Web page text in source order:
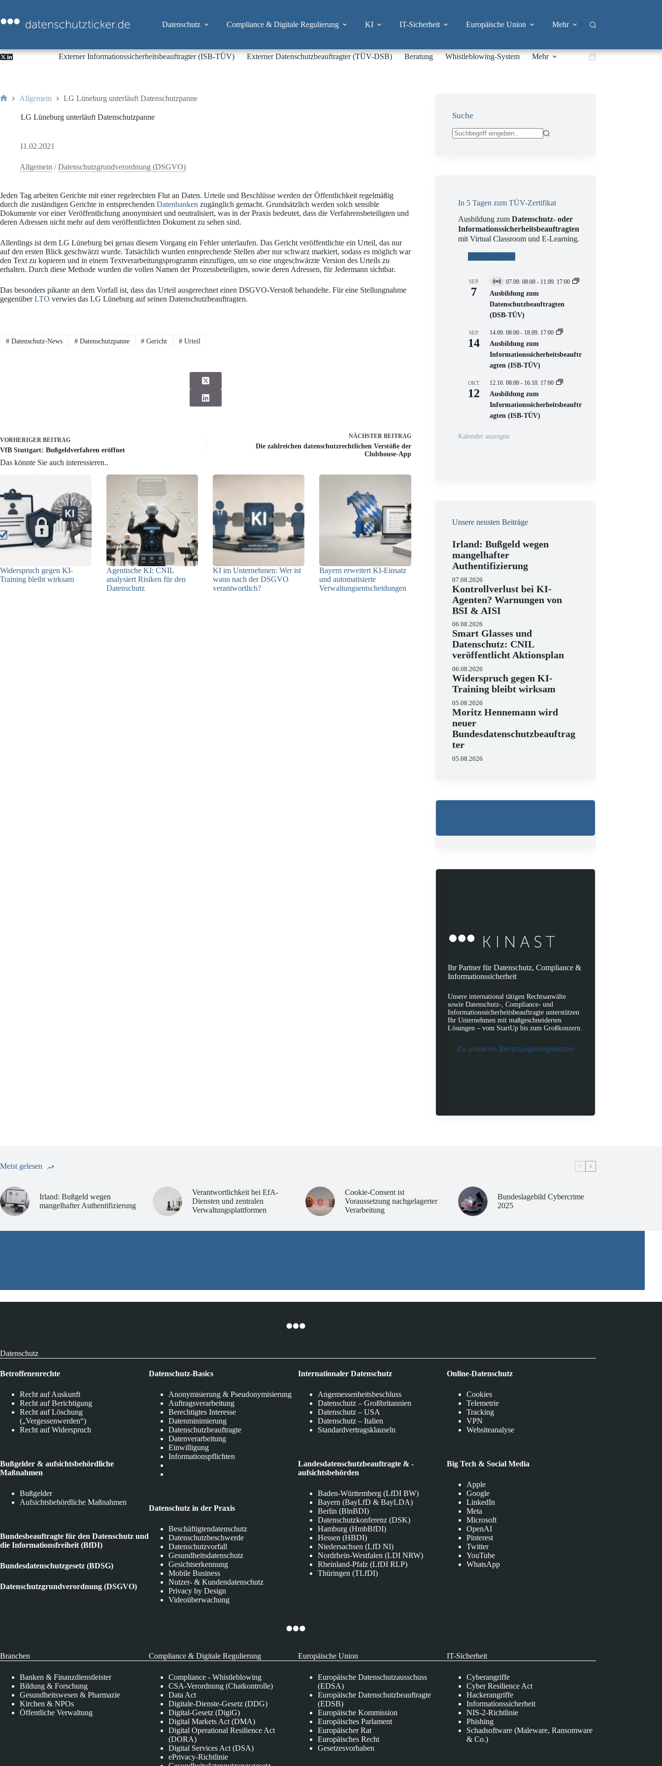
springen
Datenschutz Compliance & Digitale Regulierung KI IT-Sicherheit Europäische Union Mehr
Externer Informationssicherheitsbeauftragter (ISB-TÜV) Externer Datenschutzbeauftragter (TÜV-DSB) Beratung Whistleblowing-System Mehr Warenkorb
Allgemein LG Lüneburg unterläuft Datenschutzpanne
LG Lüneburg unterläuft Datenschutzpanne
11.02.2021
Allgemein /Datenschutzgrundverordnung (DSGVO)
Jeden Tag arbeiten Gerichte mit einer regelrechten Flut an Daten. Urteile und Beschlüsse werden der Öffentlichkeit regelmäßig
durch die zuständigen Gerichte in entsprechenden Datenbanken zugänglich gemacht. Grundsätzlich werden solch sensible
Dokumente vor einer Veröffentlichung anonymisiert und neutralisiert, was in der Praxis bedeutet, dass die Verfahrensbeteiligten und
deren Adressen nicht mehr auf dem veröffentlichten Dokument zu sehen sind.
Allerdings ist dem LG Lüneburg bei genau diesem Vorgang ein Fehler unterlaufen. Das Gericht veröffentlichte ein Urteil, das nur
auf den ersten Blick geschwärzt wurde. Tatsächlich wurden entsprechende Stellen aber nur schwarz markiert, sodass es möglich war
den Text zu kopieren und in einem Textverarbeitungsprogramm einzufügen, um so eine ungeschwärzte Version des Urteils zu
erhalten. Durch diese Methode wurden die vollen Namen der Prozessbeteiligten, sowie deren Adressen, für Jedermann sichtbar.
Das besonders pikante an dem Vorfall ist, dass das Urteil ausgerechnet einen DSGVO-Verstoß behandelte. Für eine Stellungnahme
gegenüberLTO verwies das LG Lüneburg auf seinen Datenschutzbeauftragten.
#Datenschutz-News #Datenschutzpanne # Gericht # Urteil
VORHERIGER BEITRAG
VfB Stuttgart: Bußgeldverfahren eröffnet
NÄCHSTER BEITRAG
Die zahlreichen datenschutzrechtlichen Verstöße der
Clubhouse-App
Das könnte Sie auch interessieren..
Widerspruch gegen KI-
Training bleibt wirksam
Agentische KI: CNIL
analysiert Risiken für den
Datenschutz
KI im Unternehmen: Wer ist
wann nach der DSGVO
verantwortlich?
Bayern erweitert KI-Einsatz
und automatisierte
Verwaltungsentscheidungen
Suche
In 5 Tagen zum TÜV-Zertifikat
Ausbildung zumDatenschutz- oder
Informationssicherheitsbeauftragten
mit Virtual Classroom und E-Learning.
Jetzt buchen!
SEP.
7
V
i
t
u
l
V
e
r
n
s
t
a
t
n
07.09. 08:00 - 11.09. 17:00
Ausbildung zum
Datenschutzbeauftragten
(DSB-TÜV)
SEP.
14
14.09. 08:00 - 18.09. 17:00
Ausbildung zum
Informationssicherheitsbeauftr
agten (ISB-TÜV)
OKT.
12
12.10. 08:00 - 16.10. 17:00
Ausbildung zum
Informationssicherheitsbeauftr
agten (ISB-TÜV)
Kalender anzeigen
Unsere neusten Beiträge
Irland: Bußgeld wegen
mangelhafter
Authentifizierung
07.08.2026
Kontrollverlust bei KI-
Agenten? Warnungen von
BSI & AISI
06.08.2026
Smart Glasses und
Datenschutz: CNIL
veröffentlicht Aktionsplan
06.08.2026
Widerspruch gegen KI-
Training bleibt wirksam
05.08.2026
Moritz Hennemann wird
neuer
Bundesdatenschutzbeauftrag
ter
05.08.2026
Ihr Partner für Datenschutz, Compliance &
Informationssicherheit
Unsere international tätigen Rechtsanwälte
sowie Datenschutz-, Compliance- und
Informationssicherheitsbeauftragte unterstützen
Ihr Unternehmen mit maßgeschneiderten
Lösungen – vom StartUp bis zum Großkonzern.
Zu unseren Beratungsangeboten
Meist gelesen
Irland: Bußgeld wegen
mangelhafter Authentifizierung
Verantwortlichkeit bei EfA-
Diensten und zentralen
Verwaltungsplattformen
Cookie-Consent ist
Voraussetzung nachgelagerter
Verarbeitung
Bundeslagebild Cybercrime
2025
Datenschutz
Betroffenenrechte
Recht auf Auskunft
Recht auf Berichtigung
Recht auf Löschung
(„Vergessenwerden“)
Recht auf Widerspruch
Bußgelder & aufsichtsbehördliche
Maßnahmen
Bußgelder
Aufsichtsbehördliche Maßnahmen
Bundesbeauftragte für den Datenschutz und
die Informationsfreiheit (BfDI)
Bundesdatenschutzgesetz (BDSG)
Datenschutzgrundverordnung (DSGVO)
Datenschutz-Basics
Anonymisierung & Pseudonymisierung
Auftragsverarbeitung
Berechtigtes Interesse
Datenminimierung
Datenschutzbeauftragte
Datenverarbeitung
Einwilligung
Informationspflichten
Datenschutz in der Praxis
Beschäftigtendatenschutz
Datenschutzbeschwerde
Datenschutzvorfall
Gesundheitsdatenschutz
Gesichtserkennung
Mobile Business
Nutzer- & Kundendatenschutz
Privacy by Design
Videoüberwachung
Internationaler Datenschutz
Angemessenheitsbeschluss
Datenschutz – Großbritannien
Datenschutz – USA
Datenschutz – Italien
Standardvertragsklauseln
Landesdatenschutzbeauftragte & -
aufsichtsbehörden
Baden-Württemberg (LfDI BW)
Bayern (BayLfD & BayLDA)
Berlin (BlnBDI)
Datenschutzkonferenz (DSK)
Hamburg (HmbBfDI)
Hessen (HBDI)
Niedersachsen (LfD NI)
Nordrhein-Westfalen (LDI NRW)
Rheinland-Pfalz (LfDI RLP)
Thüringen (TLfDI)
Online-Datenschutz
Cookies
Telemetrie
Tracking
VPN
Websiteanalyse
Big Tech & Social Media
Apple
Google
LinkedIn
Meta
Microsoft
OpenAI
Pinterest
Twitter
YouTube
WhatsApp
Branchen
Banken & Finanzdienstleister
Bildung & Forschung
Gesundheitswesen & Pharmazie
Kirchen & NPOs
Öffentliche Verwaltung
Compliance & Digitale Regulierung
Compliance - Whistleblowing
CSA-Verordnung (Chatkontrolle)
Data Act
Digitale-Dienste-Gesetz (DDG)
Digital-Gesetz (DigiG)
Digital Markets Act (DMA)
Digital Operational Resilience Act
(DORA)
Digital Services Act (DSA)
ePrivacy-Richtlinie
Europäische Union
Europäische Datenschutzausschuss
(EDSA)
Europäische Datenschutzbeauftragte
(EDSB)
Europäische Kommission
Europäisches Parlament
Europäischer Rat
Europäisches Recht
Gesetzesvorhaben
IT-Sicherheit
Cyberangriffe
Cyber Resilience Act
Hackerangriffe
Informationssicherheit
NIS-2-Richtlinie
Phishing
Schadsoftware (Maleware, Ransomware
& Co.)